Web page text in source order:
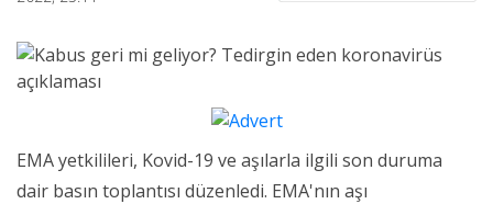
EMA yetkilileri, Kovid-19 ve aşılarla ilgili son duruma
dair basın toplantısı düzenledi. EMA'nın aşı